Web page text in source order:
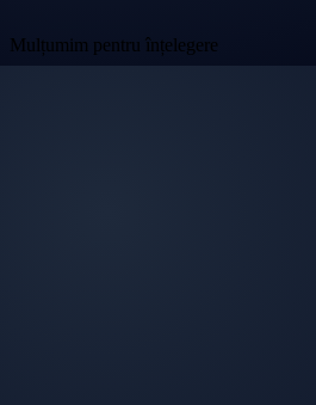
Mulțumim pentru înțelegere